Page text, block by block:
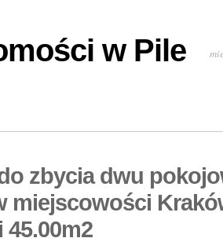
w Pile
zbycia dwu
miejscowości